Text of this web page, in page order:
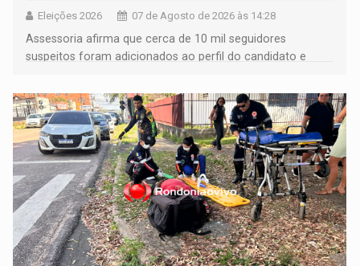
Eleições 2026 07 de Agosto de 2026 às 14:28
Assessoria afirma que cerca de 10 mil seguidores
suspeitos foram adicionados ao perfil do candidato e
remover as contas